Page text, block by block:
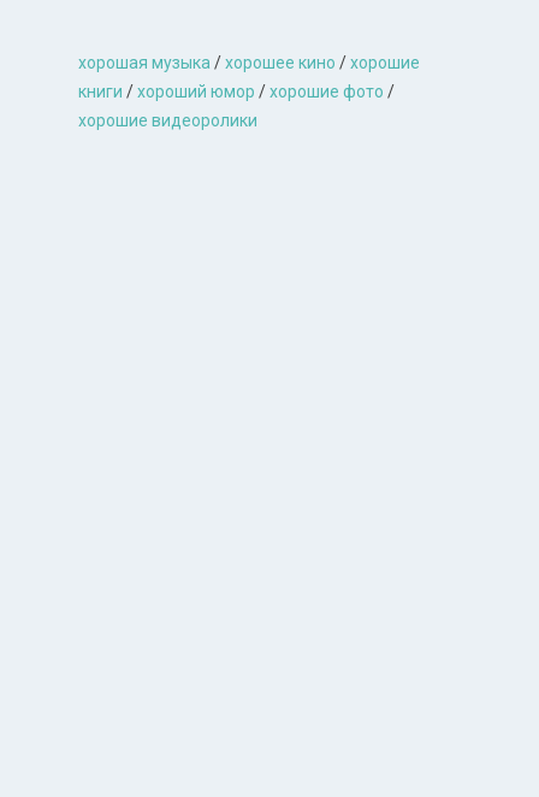
хорошая музыкa /хорошее кино /хорошие
книги /хороший юмор /хорошие фото /
хорошие видеоролики